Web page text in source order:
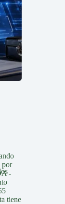
por
-
tiene